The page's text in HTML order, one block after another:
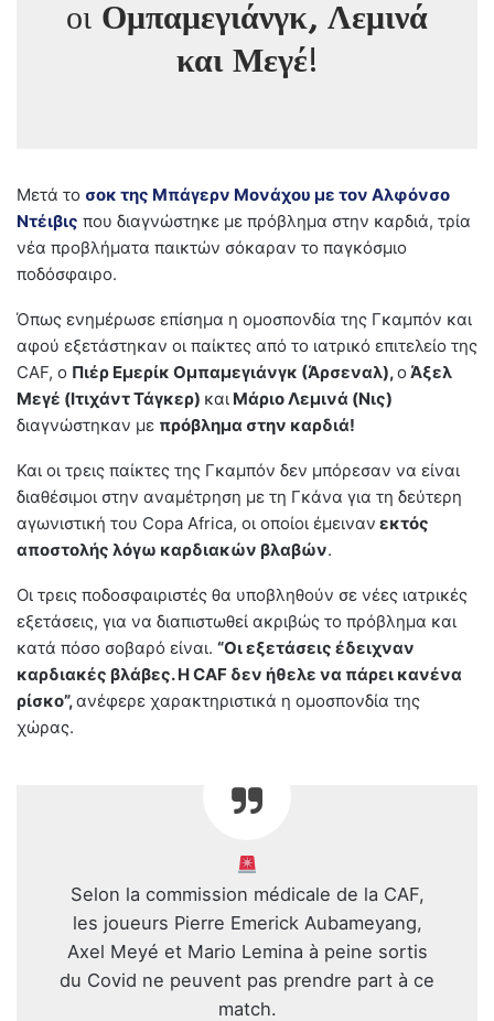
οι Ομπαμεγιάνγκ, Λεμινά
και Μεγέ!
Μετά το σοκ της Μπάγερν Μονάχου με τον Αλφόνσο
Ντέιβις που διαγνώστηκε με πρόβλημα στην καρδιά, τρία
νέα προβλήματα παικτών σόκαραν το παγκόσμιο
ποδόσφαιρο.
Όπως ενημέρωσε επίσημα η ομοσπονδία της Γκαμπόν και
αφού εξετάστηκαν οι παίκτες από το ιατρικό επιτελείο της
CAF, ο Πιέρ Εμερίκ Ομπαμεγιάνγκ (Άρσεναλ),ο Άξελ
Μεγέ (Ιτιχάντ Τάγκερ) και Μάριο Λεμινά (Νις)
διαγνώστηκαν με πρόβλημα στην καρδιά!
Και οι τρεις παίκτες της Γκαμπόν δεν μπόρεσαν να είναι
διαθέσιμοι στην αναμέτρηση με τη Γκάνα για τη δεύτερη
αγωνιστική του Copa Africa, οι οποίοι έμειναν εκτός
αποστολής λόγω καρδιακών βλαβών.
Οι τρεις ποδοσφαιριστές θα υποβληθούν σε νέες ιατρικές
εξετάσεις, για να διαπιστωθεί ακριβώς το πρόβλημα και
κατά πόσο σοβαρό είναι. “Οι εξετάσεις έδειχναν
καρδιακές βλάβες. Η CAF δεν ήθελε να πάρει κανένα
ρίσκο”,ανέφερε χαρακτηριστικά η ομοσπονδία της
χώρας.
Selon la commission médicale de la CAF,
les joueurs Pierre Emerick Aubameyang,
Axel Meyé et Mario Lemina à peine sortis
du Covid ne peuvent pas prendre part à ce
match.